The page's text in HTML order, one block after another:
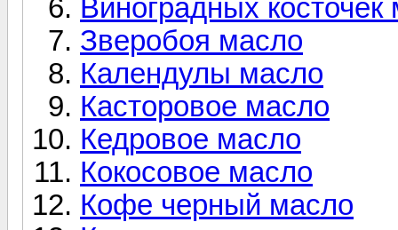
Виноградных косточек
Зверобоя масло
Календулы масло
Касторовое масло
Кедровое масло
Кокосовое масло
Кофе черный масло